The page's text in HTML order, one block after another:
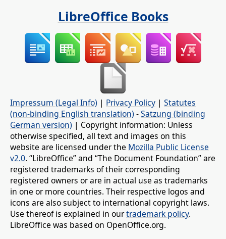
LibreOffice Books
Impressum (Legal Info) | Privacy Policy | Statutes
(non-binding English translation) -Satzung (binding
German version) | Copyright information: Unless
otherwise specified, all text and images on this
website are licensed under the Mozilla Public License
v2.0. “LibreOffice” and “The Document Foundation” are
registered trademarks of their corresponding
registered owners or are in actual use as trademarks
in one or more countries. Their respective logos and
icons are also subject to international copyright laws.
Use thereof is explained in ourtrademark policy.
LibreOffice was based on OpenOffice.org.